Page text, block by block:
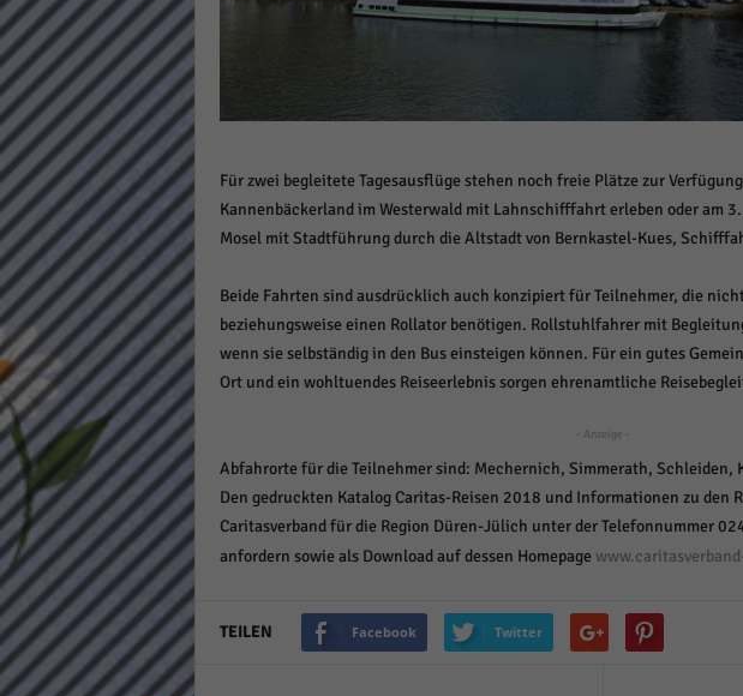
Für zwei begleitete Tagesausflüge stehen noch freie Plätze zur
Kannenbäckerland im Westerwald mit Lahnschifffahrt erleben oder am
Mosel mit Stadtführung durch die Altstadt von Bernkastel-Kues,
Beide Fahrten sind ausdrücklich auch konzipiert für Teilnehmer, die
beziehungsweise einen Rollator benötigen. Rollstuhlfahrer mit
wenn sie selbständig in den Bus einsteigen können. Für ein gutes
Ort und ein wohltuendes Reiseerlebnis sorgen ehrenamtliche
- Anzeige -
Abfahrorte für die Teilnehmer sind: Mechernich, Simmerath, Schleiden,
Den gedruckten Katalog Caritas-Reisen 2018 und Informationen zu den
Caritasverband für die Region Düren-Jülich unter der Telefonnummer
anfordern sowie als Download auf dessen Homepage
TEILEN Facebook Twitter
Datenschutzeinstellungen
Statistiken (1)
wie unsere Besucher unsere Website
Marketing (1)
Marketing-Cookies werden von
Werbung anzuzeigen. Sie tun dies,
Externe Medien (6)
Inhalte von Videoplattformen und
Wenn Cookies von externen Medien
keiner manuellen Einwilligung mehr.
powered by Borlabs Cookie